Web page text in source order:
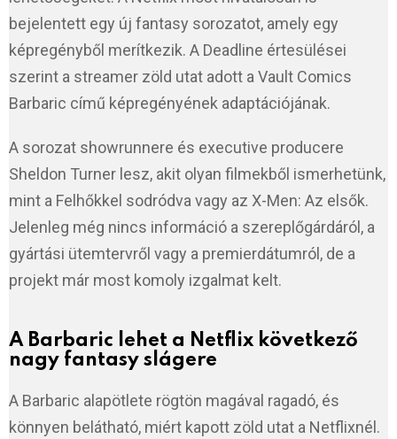
bejelentett egy új fantasy sorozatot, amely egy
képregényből merítkezik. A Deadline értesülései
szerint a streamer zöld utat adott a Vault Comics
Barbaric című képregényének adaptációjának.
A sorozat showrunnere és executive producere
Sheldon Turner lesz, akit olyan filmekből ismerhetünk,
mint a Felhőkkel sodródva vagy az X-Men: Az elsők.
Jelenleg még nincs információ a szereplőgárdáról, a
gyártási ütemtervről vagy a premierdátumról, de a
projekt már most komoly izgalmat kelt.
A Barbaric lehet a Netflix következő
nagy fantasy slágere
A Barbaric alapötlete rögtön magával ragadó, és
könnyen belátható, miért kapott zöld utat a Netflixnél.